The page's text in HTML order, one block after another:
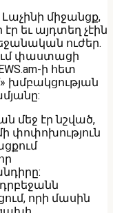
միջանցք,
եւ այդտեղ չէին
ուժեր.
փաստացի
ի հետ
խմբակցության
մեջ էր նշված,
փոփոխություն
որի մասին